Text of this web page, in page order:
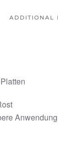
ADDITIONAL